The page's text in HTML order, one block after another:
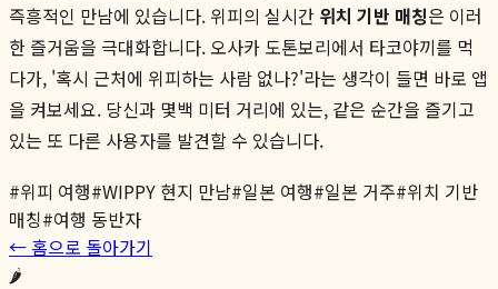
즉흥적인 만남에 있습니다. 위피의 실시간 위치 기반 매칭은 이러
한 즐거움을 극대화합니다. 오사카 도톤보리에서 타코야끼를 먹
다가, '혹시 근처에 위피하는 사람 없나?'라는 생각이 들면 바로 앱
을 켜보세요. 당신과 몇백 미터 거리에 있는, 같은 순간을 즐기고
있는 또 다른 사용자를 발견할 수 있습니다.
#위피 여행#WIPPY 현지 만남#일본 여행#일본 거주#위치 기반
매칭#여행 동반자
← 홈으로 돌아가기
🌶️